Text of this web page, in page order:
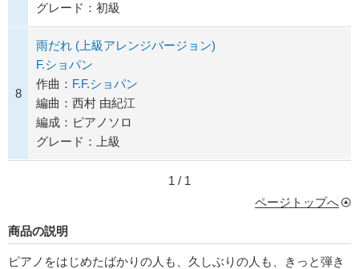
グレード：初級
8
雨だれ (上級アレンジバージョン)
F.ショパン
作曲： F.F.ショパン
編曲：西村 由紀江
編成：ピアノソロ
グレード：上級
1 / 1
ページトップへ
商品の説明
ピアノをはじめたばかりの人も、久しぶりの人も、きっと弾き